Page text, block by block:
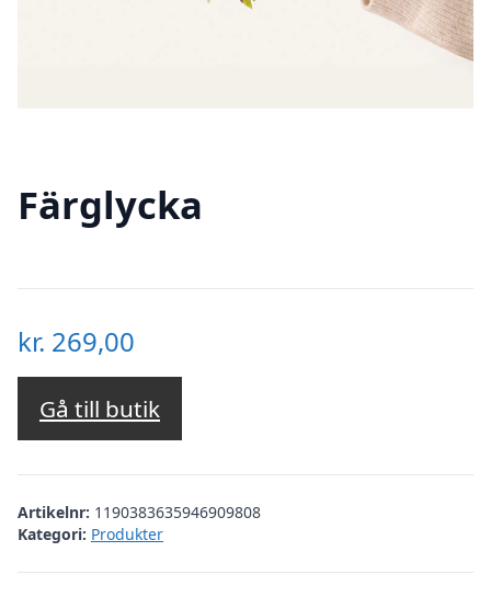
Färglycka
kr. 269,00
Gå till butik
Artikelnr: 1190383635946909808
Kategori: Produkter